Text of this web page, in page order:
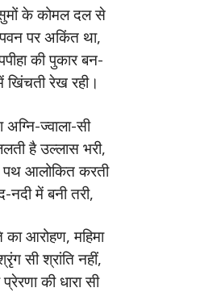
के कोमल दल से
पर अकिंत था,
की पुकार बन-
खिंचती रेख रही।
अग्नि-ज्वाला-सी
है उल्लास भरी,
आलोकित करती
नदी में बनी तरी,
का आरोहण, महिमा
सी श्रांति नहीं,
की धारा सी